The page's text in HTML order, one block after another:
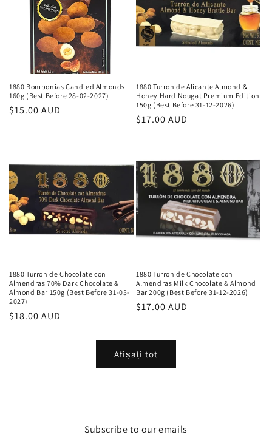
1880 Bombonias Candied Almonds
160g (Best Before 28-02-2027)
Preț
$15.00 AUD
1880 Turron de Alicante Almond &
Honey Hard Nougat Premium Edition
150g (Best Before 31-12-2026)
Preț
$17.00 AUD
1880 Turron de Chocolate con
Almendras 70% Dark Chocolate &
Almond Bar 150g (Best Before 31-03-
2027)
Preț
$18.00 AUD
1880 Turron de Chocolate con
Almendras Milk Chocolate & Almond
Bar 200g (Best Before 31-12-2026)
Preț
$17.00 AUD
Afișați tot
Subscribe to our emails